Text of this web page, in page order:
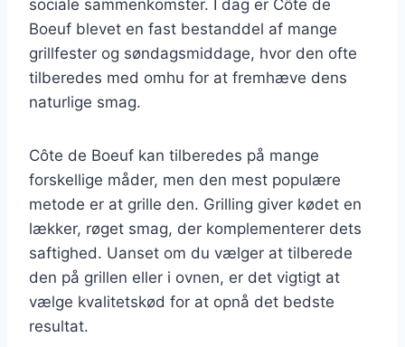
sociale sammenkomster. I dag er Côte de
Boeuf blevet en fast bestanddel af mange
grillfester og søndagsmiddage, hvor den ofte
tilberedes med omhu for at fremhæve dens
naturlige smag.
Côte de Boeuf kan tilberedes på mange
forskellige måder, men den mest populære
metode er at grille den. Grilling giver kødet en
lækker, røget smag, der komplementerer dets
saftighed. Uanset om du vælger at tilberede
den på grillen eller i ovnen, er det vigtigt at
vælge kvalitetskød for at opnå det bedste
resultat.